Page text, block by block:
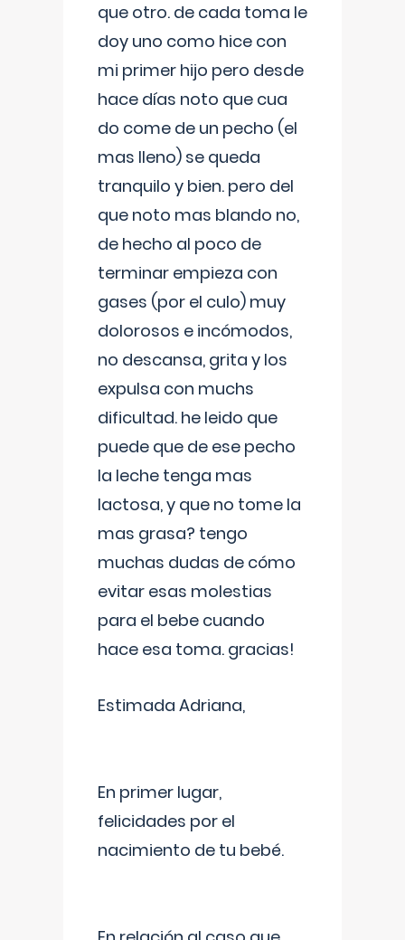
que otro. de cada toma le
doy uno como hice con
mi primer hijo pero desde
hace días noto que cua
do come de un pecho (el
mas lleno) se queda
tranquilo y bien. pero del
que noto mas blando no,
de hecho al poco de
terminar empieza con
gases (por el culo) muy
dolorosos e incómodos,
no descansa, grita y los
expulsa con muchs
dificultad. he leido que
puede que de ese pecho
la leche tenga mas
lactosa, y que no tome la
mas grasa? tengo
muchas dudas de cómo
evitar esas molestias
para el bebe cuando
hace esa toma. gracias!
Estimada Adriana,
En primer lugar,
felicidades por el
nacimiento de tu bebé.